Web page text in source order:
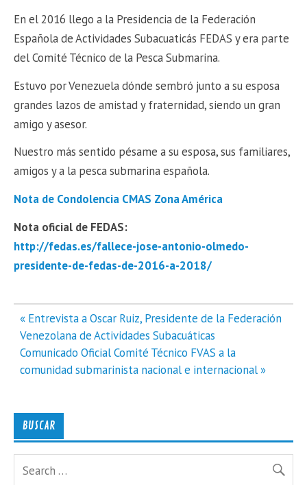
En el 2016 llego a la Presidencia de la Federación
Española de Actividades Subacuaticás FEDAS y era parte
del Comité Técnico de la Pesca Submarina.
Estuvo por Venezuela dónde sembró junto a su esposa
grandes lazos de amistad y fraternidad, siendo un gran
amigo y asesor.
Nuestro más sentido pésame a su esposa, sus familiares,
amigos y a la pesca submarina española.
Nota de Condolencia CMAS Zona América
Nota oficial de FEDAS:
http://fedas.es/fallece-jose-antonio-olmedo-
presidente-de-fedas-de-2016-a-2018/
Navegación
de
entradas
« Entrevista a Oscar Ruiz, Presidente de la Federación
Venezolana de Actividades Subacuáticas
Comunicado Oficial Comité Técnico FVAS a la
comunidad submarinista nacional e internacional »
BUSCAR